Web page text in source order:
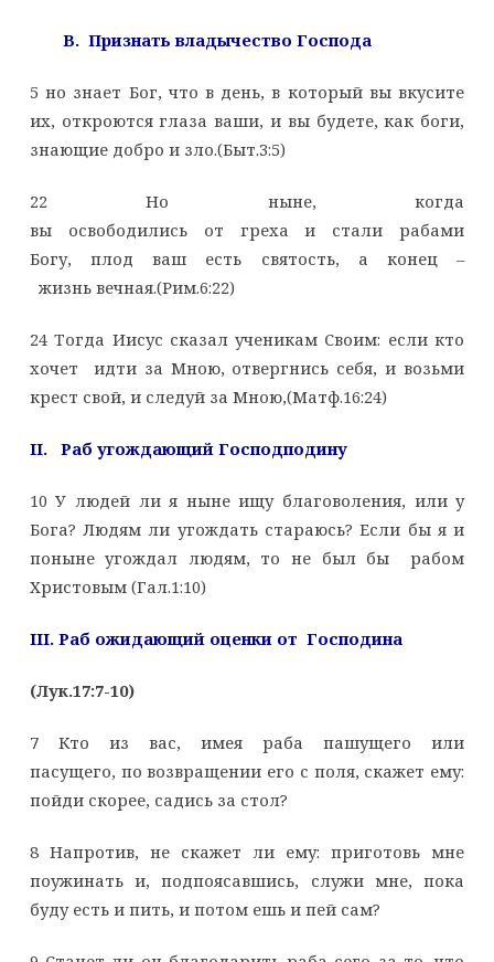
В. Признать владычество Господа
5 но знает Бог, что в день, в который вы вкусите
их, откроются глаза ваши, и вы будете, как боги,
знающие добро и зло.(Быт.3:5)
22 Но ныне, когда
вы освободились от греха и стали рабами
Богу, плод ваш есть святость, а конец –
жизнь вечная.(Рим.6:22)
24 Тогда Иисус сказал ученикам Своим: если кто
хочет идти за Мною, отвергнись себя, и возьми
крест свой, и следуй за Мною,(Матф.16:24)
II. Раб угождающий Господподину
10 У людей ли я ныне ищу благоволения, или у
Бога? Людям ли угождать стараюсь? Если бы я и
поныне угождал людям, то не был бы рабом
Христовым (Гал.1:10)
III. Раб ожидающий оценки от Господина
(Лук.17:7-10)
7 Кто из вас, имея раба пашущего или
пасущего, по возвращении его с поля, скажет ему:
пойди скорее, садись за стол?
8 Напротив, не скажет ли ему: приготовь мне
поужинать и, подпоясавшись, служи мне, пока
буду есть и пить, и потом ешь и пей сам?